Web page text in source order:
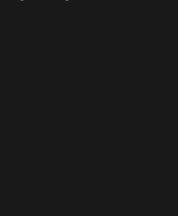
(abre en ventana nueva)
twitter (abre en ventana nueva)
YouTube (abre en ventana nueva)
Flickr (abre en ventana nueva)